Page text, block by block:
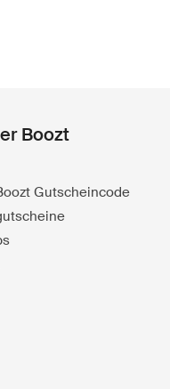
Boozt
Gutscheincode